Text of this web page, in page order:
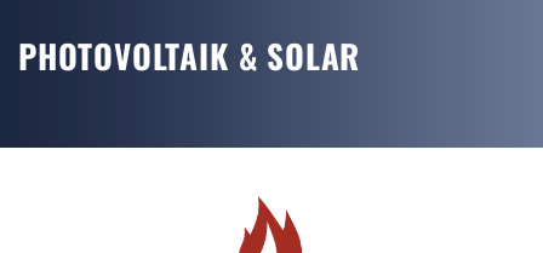
PHOTOVOLTAIK & SOLAR